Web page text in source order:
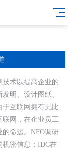
术以提高企业的
明、设计图纸、
互联网拥有无比
联网，在企业员工
命运。NFO调研
密信息；IDC在